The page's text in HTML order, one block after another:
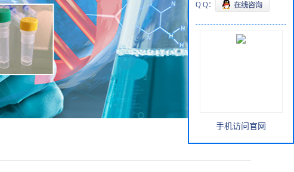
Q Q：
手机访问官网